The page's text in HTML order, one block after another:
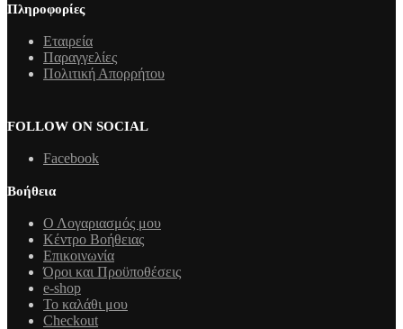
Πληροφορίες
Εταιρεία
Παραγγελίες
Πολιτική Απορρήτου
FOLLOW ON SOCIAL
Facebook
Βοήθεια
Ο Λογαριασμός μου
Κέντρο Βοήθειας
Επικοινωνία
Όροι και Προϋποθέσεις
e-shop
Το καλάθι μου
Checkout